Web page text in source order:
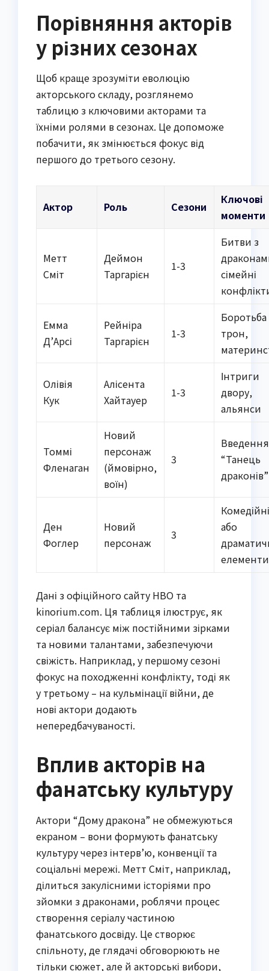
Порівняння акторів
у різних сезонах
Щоб краще зрозуміти еволюцію
акторського складу, розглянемо
таблицю з ключовими акторами та
їхніми ролями в сезонах. Це допоможе
побачити, як змінюється фокус від
першого до третього сезону.
Актор Роль Сезони
Ключові
моменти
Метт
Сміт
Деймон
Таргарієн
1-3
Битви з
сімейні
Емма
Д’Арсі
Рейніра
Таргарієн
1-3
Боротьба
трон,
Олівія
Кук
Алісента
Хайтауер
1-3
Інтриги
двору,
альянси
Томмі
Фленаган
Новий
персонаж
(ймовірно,
воїн)
3
“Танець
драконів”
Ден
Фоглер
Новий
персонаж
3
або
елементи
Дані з офіційного сайту HBO та
kinorium.com. Ця таблиця ілюструє, як
серіал балансує між постійними зірками
та новими талантами, забезпечуючи
свіжість. Наприклад, у першому сезоні
фокус на походженні конфлікту, тоді як
у третьому – на кульмінації війни, де
нові актори додають
непередбачуваності.
Вплив акторів на
фанатську культуру
Актори “Дому дракона” не обмежуються
екраном – вони формують фанатську
культуру через інтерв’ю, конвенції та
соціальні мережі. Метт Сміт, наприклад,
ділиться закулісними історіями про
зйомки з драконами, роблячи процес
створення серіалу частиною
фанатського досвіду. Це створює
спільноту, де глядачі обговорюють не
тільки сюжет, але й акторські вибори,